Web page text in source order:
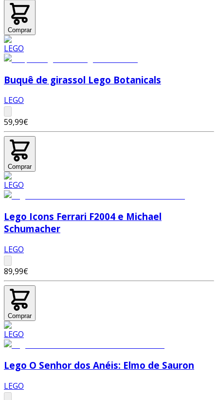
Comprar
Buquê de girassol Lego Botanicals
LEGO
59,99€
Comprar
Lego Icons Ferrari F2004 e Michael
Schumacher
LEGO
89,99€
Comprar
Lego O Senhor dos Anéis: Elmo de Sauron
LEGO